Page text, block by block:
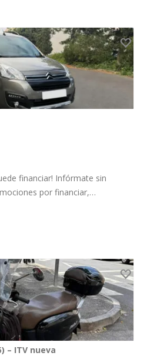
financiar! Infórmate sin
por financiar,…
– ITV nueva